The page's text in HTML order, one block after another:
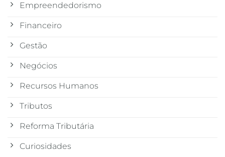
Empreendedorismo
Financeiro
Gestão
Negócios
Recursos Humanos
Tributos
Reforma Tributária
Curiosidades